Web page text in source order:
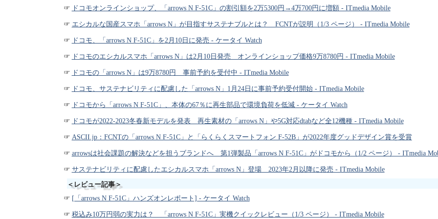
ドコモオンラインショップ、「arrows N F-51C」の割引額を2万5300円→4万700円に増額 - ITmedia Mobile
エシカルな国産スマホ「arrows N」が目指すサステナブルとは？ FCNTが説明（1/3 ページ） - ITmedia Mobile
ドコモ、「arrows N F-51C」を2月10日に発売 - ケータイ Watch
ドコモのエシカルスマホ「arrows N」は2月10日発売 オンラインショップ価格9万8780円 - ITmedia Mobile
ドコモの「arrows N」は9万8780円 事前予約を受付中 - ITmedia Mobile
ドコモ、サステナビリティに配慮した「arrows N」1月24日に事前予約受付開始 - ITmedia Mobile
ドコモから「arrows N F-51C」、本体の67％に再生部品で環境負荷を低減 - ケータイ Watch
ドコモが2022-2023冬春新モデルを発表 再生素材の「arrows N」や5G対応dtabなど全12機種 - ITmedia Mobile
ASCII.jp：FCNTの「arrows N F-51C」と「らくらくスマートフォン F-52B」が2022年度グッドデザイン賞を受賞
arrowsは社会課題の解決などを担うブランドへ 第1弾製品「arrows N F-51C」がドコモから（1/2 ページ） - ITmedia
サステナビリティに配慮したエシカルスマホ「arrows N」登場 2023年2月以降に発売 - ITmedia Mobile
＜レビュー記事＞
[「arrows N F-51C」ハンズオンレポート] - ケータイ Watch
税込み10万円弱の実力は？ 「arrows N F-51C」実機クイックレビュー（1/3 ページ） - ITmedia Mobile